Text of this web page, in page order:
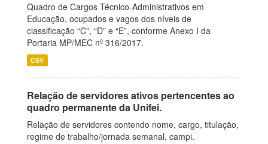
Quadro de Cargos Técnico-Administrativos em
Educação, ocupados e vagos dos níveis de
classificação “C”, “D” e “E”, conforme Anexo I da
Portaria MP/MEC nº 316/2017.
CSV
Relação de servidores ativos pertencentes ao
quadro permanente da Unifei.
Relação de servidores contendo nome, cargo, titulação,
regime de trabalho/jornada semanal, campi.